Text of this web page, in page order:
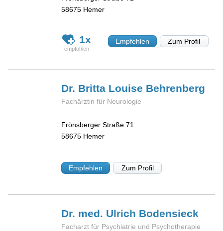
58675 Hemer
1x Empfehlen Zum Profil
Dr. Britta Louise Behrenberg
Fachärztin für Neurologie
Frönsberger Straße 71
58675 Hemer
Empfehlen Zum Profil
Dr. med. Ulrich Bodensieck
Facharzt für Psychiatrie und Psychotherapie